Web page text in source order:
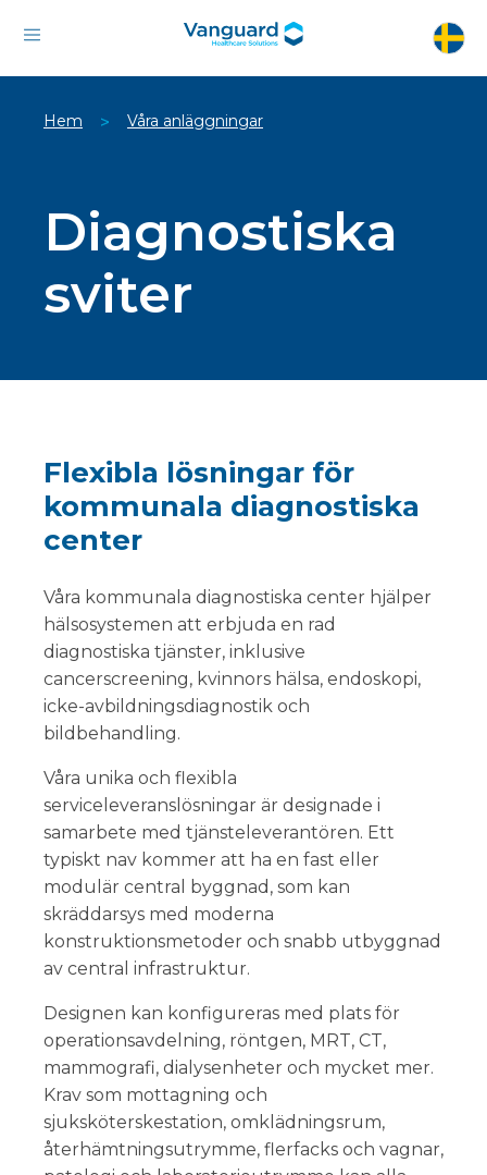
Hem > Våra anläggningar
Diagnostiska
sviter
Flexibla lösningar för
kommunala diagnostiska
center
Våra kommunala diagnostiska center hjälper
hälsosystemen att erbjuda en rad
diagnostiska tjänster, inklusive
cancerscreening, kvinnors hälsa, endoskopi,
icke-avbildningsdiagnostik och
bildbehandling.
Våra unika och flexibla
serviceleveranslösningar är designade i
samarbete med tjänsteleverantören. Ett
typiskt nav kommer att ha en fast eller
modulär central byggnad, som kan
skräddarsys med moderna
konstruktionsmetoder och snabb utbyggnad
av central infrastruktur.
Designen kan konfigureras med plats för
operationsavdelning, röntgen, MRT, CT,
mammografi, dialysenheter och mycket mer.
Krav som mottagning och
sjuksköterskestation, omklädningsrum,
återhämtningsutrymme, flerfacks och vagnar,